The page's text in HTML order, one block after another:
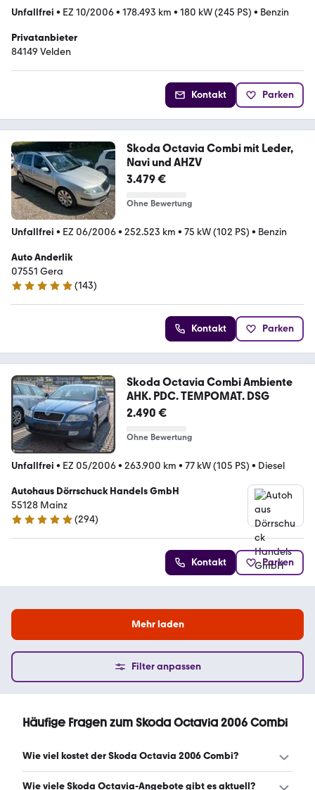
Unfallfrei • EZ 10/2006• 178.493 km • 180 kW (245 PS) • Benzin
Privatanbieter
84149 Velden
Kontakt Parken
Skoda Octavia Combi mit Leder,
Navi und AHZV
3.479 €
Ohne Bewertung
Unfallfrei • EZ 06/2006• 252.523 km • 75 kW (102 PS) • Benzin
Auto Anderlik
07551 Gera
5 Sterne
(143)
Kontakt Parken
Skoda Octavia Combi Ambiente
AHK. PDC. TEMPOMAT. DSG
2.490 €
Ohne Bewertung
Unfallfrei • EZ 05/2006• 263.900 km • 77 kW (105 PS) • Diesel
Autohaus Dörrschuck Handels GmbH
55128 Mainz
4.8 Sterne
(294)
Kontakt Parken
Mehr laden
Filter anpassen
Häufige Fragen zum Skoda Octavia 2006 Combi
Wie viel kostet der Skoda Octavia 2006 Combi?
Ein guter Preis für einen Skoda Octavia 2006 Combi liegt
Wie viele Skoda Octavia-Angebote gibt es aktuell?